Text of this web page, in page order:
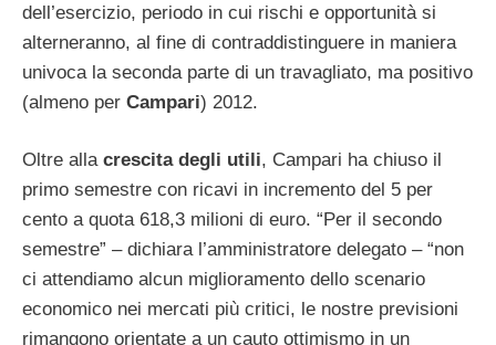
dell’esercizio, periodo in cui rischi e opportunità si
alterneranno, al fine di contraddistinguere in maniera
univoca la seconda parte di un travagliato, ma positivo
(almeno per Campari) 2012.
Oltre alla crescita degli utili, Campari ha chiuso il
primo semestre con ricavi in incremento del 5 per
cento a quota 618,3 milioni di euro. “Per il secondo
semestre” – dichiara l’amministratore delegato – “non
ci attendiamo alcun miglioramento dello scenario
economico nei mercati più critici, le nostre previsioni
rimangono orientate a un cauto ottimismo in un